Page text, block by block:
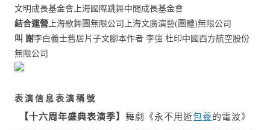
文明成長基金會 上海國際跳舞中間成長基金會
結合運營 上海歌舞團無限公司
上海文廣演藝(團體)無限公司
叫 謝李白義士舊居片子文腳本作者 李強 杜印中國西方航空股份
無限公司
表演信息 表演稱號
【十六周年盛典表演季】 舞劇《永不用逝包養的電波》